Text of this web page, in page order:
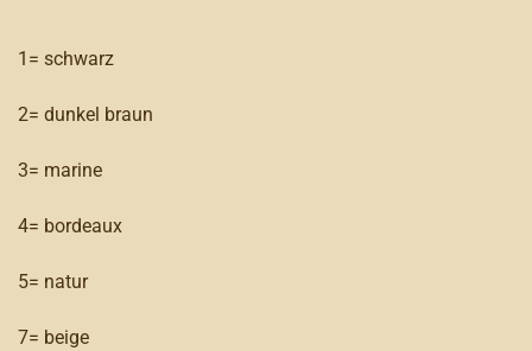
1= schwarz
2= dunkel braun
3= marine
4= bordeaux
5= natur
7= beige